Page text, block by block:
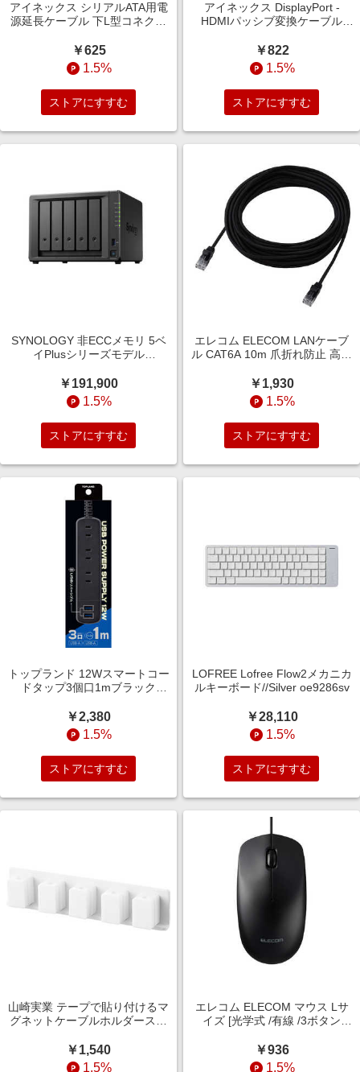
アイネックス シリアルATA用電
源延長ケーブル 下L型コネクタ
￥625
1.5%
ストアにすすむ
アイネックス DisplayPort -
HDMIパッシブ変換ケーブル
￥822
1.5%
ストアにすすむ
SYNOLOGY 非ECCメモリ 5ベ
イPlusシリーズモデル
￥191,900
1.5%
ストアにすすむ
エレコム ELECOM LANケーブ
ル CAT6A 10m 爪折れ防止 高耐
PS5 PS4 Xbox 等対応 ) LD-
GPAM/BK100
￥1,930
1.5%
ストアにすすむ
トップランド 12Wスマートコー
ドタップ3個口1mブラック
￥2,380
1.5%
ストアにすすむ
LOFREE Lofree Flow2メカニカ
ルキーボード//Silver oe9286sv
￥28,110
1.5%
ストアにすすむ
山崎実業 テープで貼り付けるマ
グネットケーブルホルダースマ
￥1,540
1.5%
エレコム ELECOM マウス Lサ
イズ [光学式 /有線 /3ボタン
LE10URCBK
￥936
1.5%